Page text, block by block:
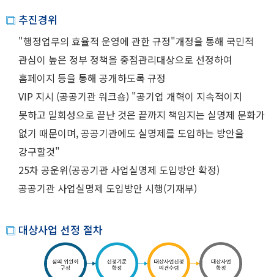
추진경위
"행정업무의 효율적 운영에 관한 규정"개정을 통해 국민적
관심이 높은 정부 정책을 중점관리대상으로 선정하여
홈페이지 등을 통해 공개하도록 규정
VIP 지시 (공공기관 워크숍) "공기업 개혁이 지속적이지
못하고 일회성으로 끝난 것은 끝까지 책임지는 실명제 문화가
없기 때문이며, 공공기관에도 실명제를 도입하는 방안을
강구할것"
25차 공운위(공공기관 사업실명제 도입방안 확정)
공공기관 사업실명제 도입방안 시행(기재부)
대상사업 선정 절차